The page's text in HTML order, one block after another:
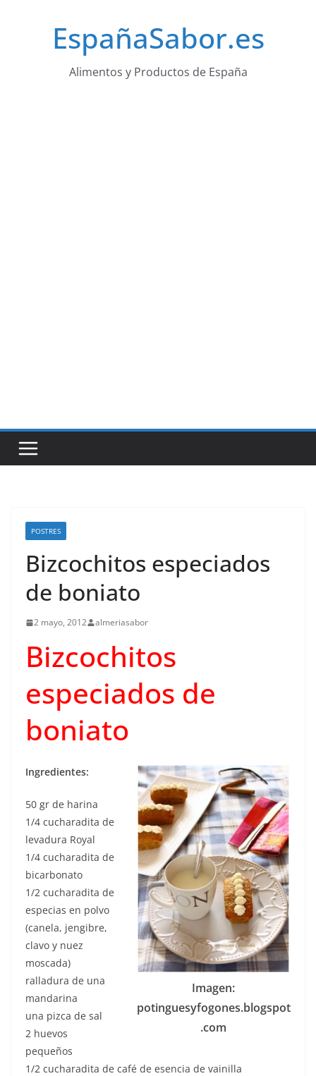
EspañaSabor.es
Alimentos y Productos de España
POSTRES
Bizcochitos especiados
de boniato
2 mayo, 2012 almeriasabor
Bizcochitos
especiados de
boniato
Imagen:
potinguesyfogones.blogspot
.com
Ingredientes:
50 gr de harina
1/4 cucharadita de
levadura Royal
1/4 cucharadita de
bicarbonato
1/2 cucharadita de
especias en polvo
(canela, jengibre,
clavo y nuez
moscada)
ralladura de una
mandarina
una pizca de sal
2 huevos
pequeños
1/2 cucharadita de café de esencia de vainilla